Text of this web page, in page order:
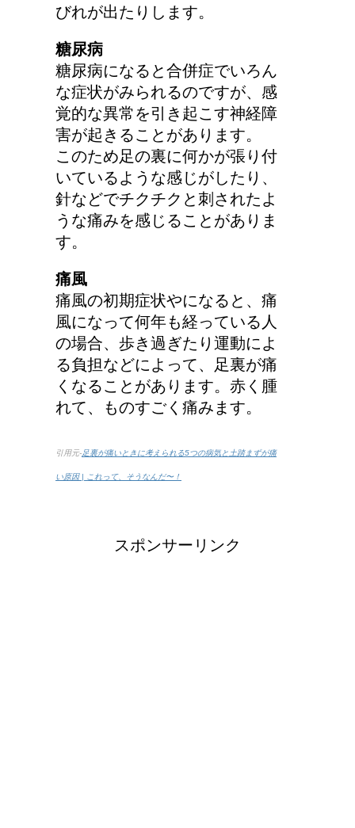
びれが出たりします。
糖尿病
糖尿病になると合併症でいろん
な症状がみられるのですが、感
覚的な異常を引き起こす神経障
害が起きることがあります。
このため足の裏に何かが張り付
いているような感じがしたり、
針などでチクチクと刺されたよ
うな痛みを感じることがありま
す。
痛風
痛風の初期症状やになると、痛
風になって何年も経っている人
の場合、歩き過ぎたり運動によ
る負担などによって、足裏が痛
くなることがあります。赤く腫
れて、ものすごく痛みます。
引用元-足裏が痛いときに考えられる5つの病気と土踏まずが痛
い原因 | これって、そうなんだ〜！
スポンサーリンク